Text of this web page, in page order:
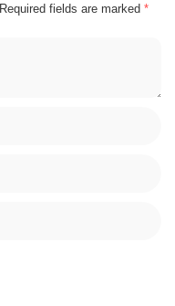
Required fields are marked *